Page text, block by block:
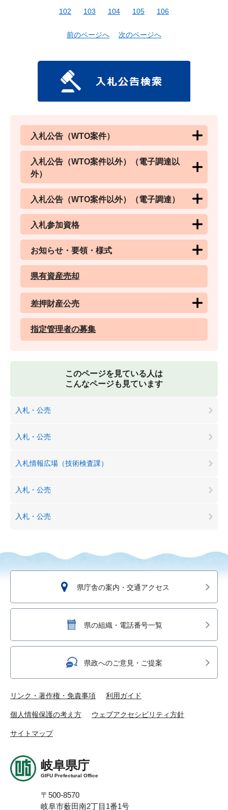
102
103 104 105 106
前のページへ 次のページへ
入札公告（WTO案件）
入札公告（WTO案件以外）（電子調達以
外）
入札公告（WTO案件以外）（電子調達）
入札参加資格
お知らせ・要領・様式
県有資産売却
差押財産公売
指定管理者の募集
このページを見ている人は
こんなページも見ています
入札・公売
入札・公売
入札情報広場（技術検査課）
入札・公売
入札・公売
県庁舎の案内・交通アクセス
県の組織・電話番号一覧
県政へのご意見・ご提案
リンク・著作権・免責事項 利用ガイド
個人情報保護の考え方 ウェブアクセシビリティ方針
サイトマップ
岐阜県庁
GIFU Prefectural Office
〒500-8570
岐阜市薮田南2丁目1番1号